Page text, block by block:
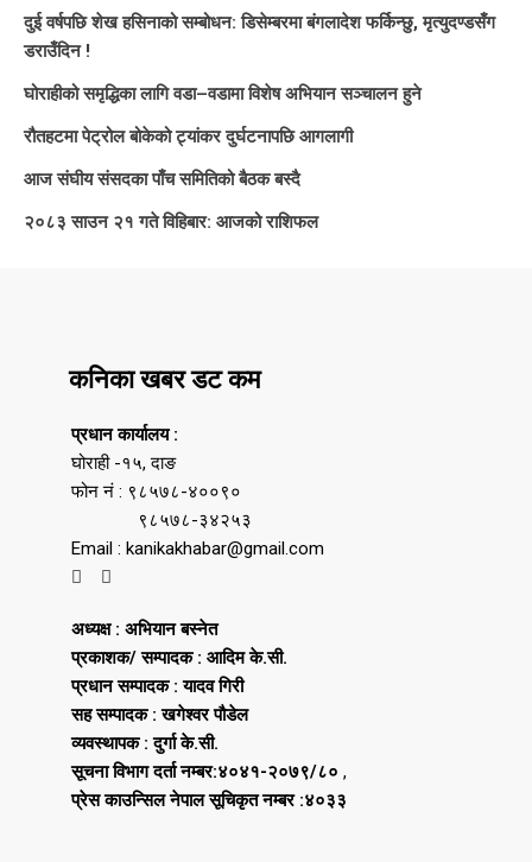
दुई वर्षपछि शेख हसिनाको सम्बोधन: डिसेम्बरमा बंगलादेश फर्किन्छु, मृत्युदण्डसँग
डराउँदिन !
घोराहीको समृद्धिका लागि वडा–वडामा विशेष अभियान सञ्चालन हुने
रौतहटमा पेट्रोल बोकेको ट्यांकर दुर्घटनापछि आगलागी
आज संघीय संसदका पाँच समितिको बैठक बस्दै
२०८३ साउन २१ गते विहिबार: आजको राशिफल
कनिका खबर डट कम
प्रधान कार्यालय :
घोराही -१५, दाङ
फोन नं : ९८५७८-४००९०
९८५७८-३४२५३
Email : kanikakhabar@gmail.com
अध्यक्ष : अभियान बस्नेत
प्रकाशक/ सम्पादक : आदिम के.सी.
प्रधान सम्पादक : यादव गिरी
सह सम्पादक : खगेश्वर पौडेल
व्यवस्थापक : दुर्गा के.सी.
सूचना विभाग दर्ता नम्बर:४०४१-२०७९/८० ,
प्रेस काउन्सिल नेपाल सूचिकृत नम्बर :४०३३